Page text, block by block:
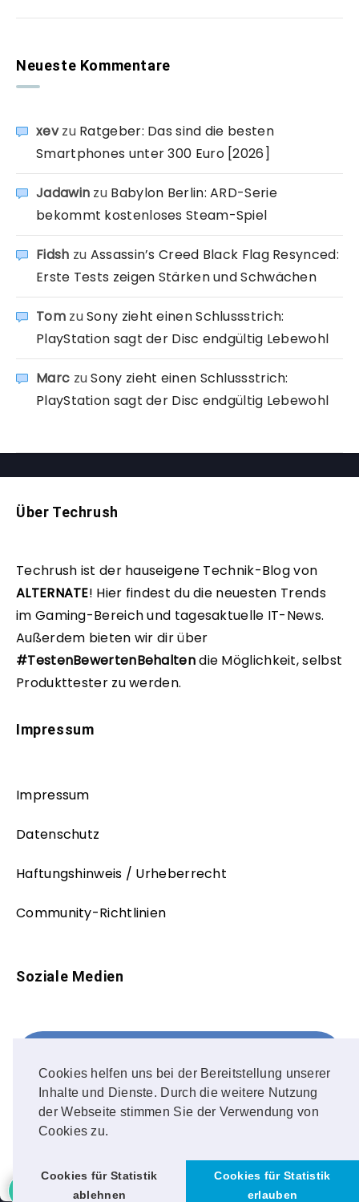
Cookies helfen uns bei der Bereitstellung unserer
Inhalte und Dienste. Durch die weitere Nutzung
der Webseite stimmen Sie der Verwendung von
Cookies zu.
Cookies für Statistik
ablehnen
Cookies für Statistik
erlauben
Neueste Kommentare
xevzu Ratgeber: Das sind die besten
Smartphones unter 300 Euro [2026]
Jadawin zu Babylon Berlin: ARD-Serie
bekommt kostenloses Steam-Spiel
Fidsh zu Assassin’s Creed Black Flag Resynced:
Erste Tests zeigen Stärken und Schwächen
TomzuSony zieht einen Schlussstrich:
PlayStation sagt der Disc endgültig Lebewohl
Marc zuSony zieht einen Schlussstrich:
PlayStation sagt der Disc endgültig Lebewohl
Über Techrush
Techrush ist der hauseigene Technik-Blog von
ALTERNATE! Hier findest du die neuesten Trends
im Gaming-Bereich und tagesaktuelle IT-News.
Außerdem bieten wir dir über
#TestenBewertenBehaltendie Möglichkeit, selbst
Produkttester zu werden.
Impressum
Impressum
Datenschutz
Haftungshinweis / Urheberrecht
Community-Richtlinien
Soziale Medien
FOLLOW ME!
Instagram
OUR PHOTOS!